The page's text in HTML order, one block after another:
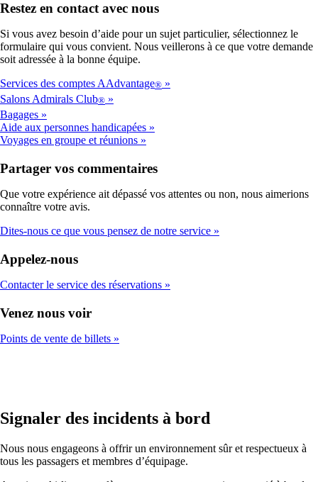
Restez en contact avec nous
Si vous avez besoin d’aide pour un sujet particulier, sélectionnez le
formulaire qui vous convient. Nous veillerons à ce que votre demande
soit adressée à la bonne équipe.
Services des comptes AAdvantage®
Salons Admirals Club®
Bagages
Aide aux personnes handicapées
Voyages en groupe et réunions
Partager vos commentaires
Que votre expérience ait dépassé vos attentes ou non, nous aimerions
connaître votre avis.
Dites-nous ce que vous pensez de notre service
Appelez-nous
Contacter le service des réservations
Venez nous voir
Points de vente de billets
Signaler des incidents à bord
Nous nous engageons à offrir un environnement sûr et respectueux à
tous les passagers et membres d’équipage.